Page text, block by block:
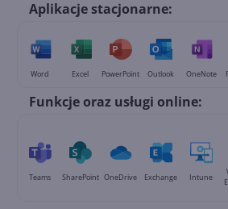
Aplikacje stacjonarne:
Word Excel PowerPoint Outlook OneNote
Funkcje oraz usługi online:
Teams SharePoint OneDrive Exchange Intune